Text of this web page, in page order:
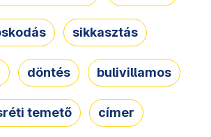
sikkasztás
döntés bulivillamos
temető címer